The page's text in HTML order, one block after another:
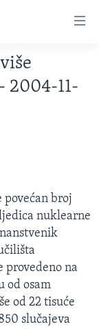
2004-11-
povećan broj
nuklearne
provedeno na
od osam
od 22 tisuće
slučajeva